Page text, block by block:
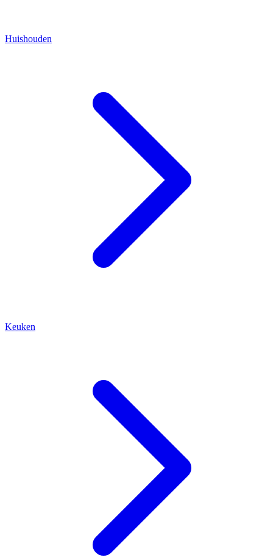
Huishouden
Keuken